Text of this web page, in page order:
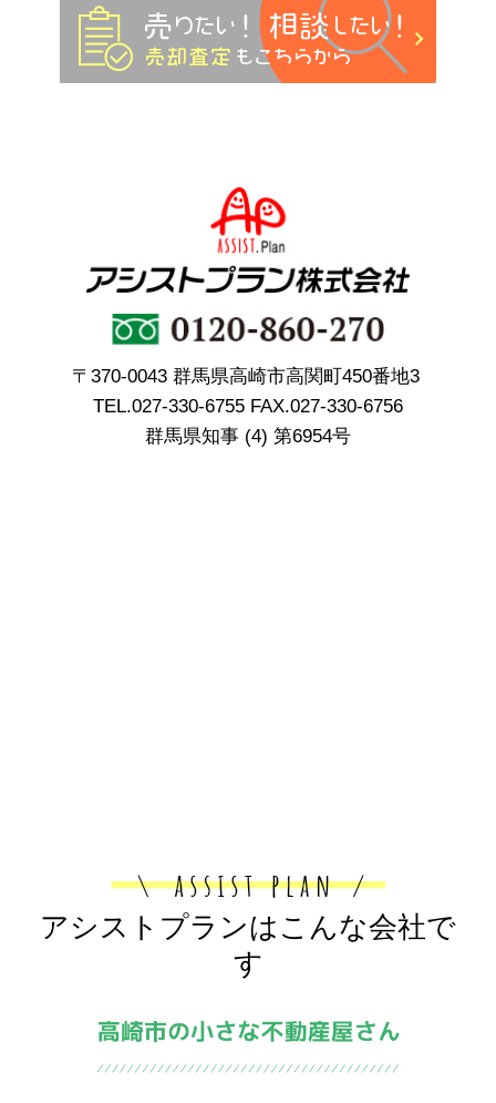
〒370-0043 群馬県高崎市高関町450番地3
TEL.027-330-6755 FAX.027-330-6756
群馬県知事 (4) 第6954号
アシストプランはこんな会社で
す